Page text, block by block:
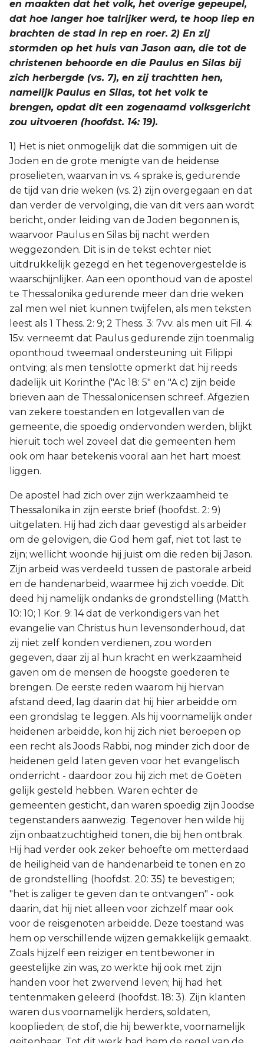
en maakten dat het volk, het overige gepeupel,
dat hoe langer hoe talrijker werd, te hoop liep en
brachten de stad in rep en roer. 2) En zij
stormden op het huis van Jason aan, die tot de
christenen behoorde en die Paulus en Silas bij
zich herbergde (vs. 7), en zij trachtten hen,
namelijk Paulus en Silas, tot het volk te
brengen, opdat dit een zogenaamd volksgericht
zou uitvoeren (hoofdst. 14: 19).
1) Het is niet onmogelijk dat die sommigen uit de
Joden en de grote menigte van de heidense
proselieten, waarvan in vs. 4 sprake is, gedurende
de tijd van drie weken (vs. 2) zijn overgegaan en dat
dan verder de vervolging, die van dit vers aan wordt
bericht, onder leiding van de Joden begonnen is,
waarvoor Paulus en Silas bij nacht werden
weggezonden. Dit is in de tekst echter niet
uitdrukkelijk gezegd en het tegenovergestelde is
waarschijnlijker. Aan een oponthoud van de apostel
te Thessalonika gedurende meer dan drie weken
zal men wel niet kunnen twijfelen, als men teksten
leest als 1 Thess. 2: 9; 2 Thess. 3: 7vv. als men uit Fil. 4:
15v. verneemt dat Paulus gedurende zijn toenmalig
oponthoud tweemaal ondersteuning uit Filippi
ontving; als men tenslotte opmerkt dat hij reeds
dadelijk uit Korinthe ("Ac 18: 5" en "A c) zijn beide
brieven aan de Thessalonicensen schreef. Afgezien
van zekere toestanden en lotgevallen van de
gemeente, die spoedig ondervonden werden, blijkt
hieruit toch wel zoveel dat die gemeenten hem
ook om haar betekenis vooral aan het hart moest
liggen.
De apostel had zich over zijn werkzaamheid te
Thessalonika in zijn eerste brief (hoofdst. 2: 9)
uitgelaten. Hij had zich daar gevestigd als arbeider
om de gelovigen, die God hem gaf, niet tot last te
zijn; wellicht woonde hij juist om die reden bij Jason.
Zijn arbeid was verdeeld tussen de pastorale arbeid
en de handenarbeid, waarmee hij zich voedde. Dit
deed hij namelijk ondanks de grondstelling (Matth.
10: 10; 1 Kor. 9: 14 dat de verkondigers van het
evangelie van Christus hun levensonderhoud, dat
zij niet zelf konden verdienen, zou worden
gegeven, daar zij al hun kracht en werkzaamheid
gaven om de mensen de hoogste goederen te
brengen. De eerste reden waarom hij hiervan
afstand deed, lag daarin dat hij hier arbeidde om
een grondslag te leggen. Als hij voornamelijk onder
heidenen arbeidde, kon hij zich niet beroepen op
een recht als Joods Rabbi, nog minder zich door de
heidenen geld laten geven voor het evangelisch
onderricht - daardoor zou hij zich met de Goëten
gelijk gesteld hebben. Waren echter de
gemeenten gesticht, dan waren spoedig zijn Joodse
tegenstanders aanwezig. Tegenover hen wilde hij
zijn onbaatzuchtigheid tonen, die bij hen ontbrak.
Hij had verder ook zeker behoefte om metterdaad
de heiligheid van de handenarbeid te tonen en zo
de grondstelling (hoofdst. 20: 35) te bevestigen;
"het is zaliger te geven dan te ontvangen" - ook
daarin, dat hij niet alleen voor zichzelf maar ook
voor de reisgenoten arbeidde. Deze toestand was
hem op verschillende wijzen gemakkelijk gemaakt.
Zoals hijzelf een reiziger en tentbewoner in
geestelijke zin was, zo werkte hij ook met zijn
handen voor het zwervend leven; hij had het
tentenmaken geleerd (hoofdst. 18: 3). Zijn klanten
waren dus voornamelijk herders, soldaten,
kooplieden; de stof, die hij bewerkte, voornamelijk